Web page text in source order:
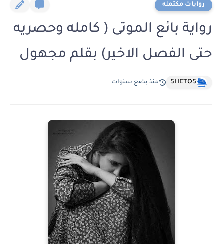
روايات مكتمله
رواية بائع الموتى ( كامله وحصريه
حتى الفصل الاخير) بقلم مجهول
SHETOS منذ بضع سنوات